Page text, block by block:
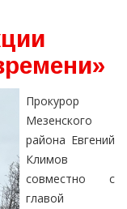
Прокурор
Мезенского
района Евгений
Климов
совместно с
главой